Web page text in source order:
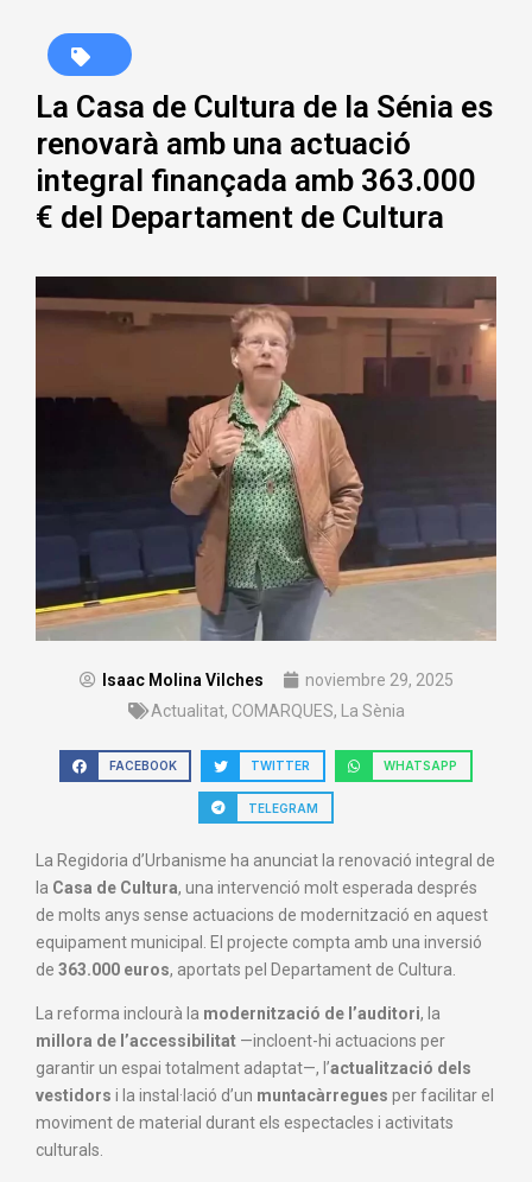
La Casa de Cultura de la Sénia es
renovarà amb una actuació
integral finançada amb 363.000
€ del Departament de Cultura
Isaac Molina Vilches
noviembre 29, 2025
Actualitat, COMARQUES, La Sènia
FACEBOOK TWITTER WHATSAPP
TELEGRAM
La Regidoria d’Urbanisme ha anunciat la renovació integral de
la Casa de Cultura, una intervenció molt esperada després
de molts anys sense actuacions de modernització en aquest
equipament municipal. El projecte compta amb una inversió
de 363.000 euros, aportats pel Departament de Cultura.
La reforma inclourà la modernització de l’auditori, la
millora de l’accessibilitat —incloent-hi actuacions per
garantir un espai totalment adaptat—, l’actualització dels
vestidors i la instal·lació d’un muntacàrregues per facilitar el
moviment de material durant els espectacles i activitats
culturals.